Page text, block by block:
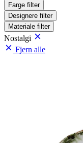
Farge filter
Designere filter
Materiale filter
Nostalgi
Fjern alle